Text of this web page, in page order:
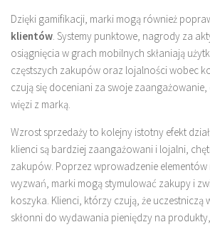
Dzięki gamifikacji, marki mogą również
klientów. Systemy punktowe, nagrody za
osiągnięcia w grach mobilnych skłaniają
częstszych zakupów oraz lojalności wobec
czują się doceniani za swoje
więzi z marką.
Wzrost sprzedaży to kolejny istotny efekt
klienci są bardziej zaangażowani i lojalni,
zakupów. Poprzez wprowadzenie
wyzwań, marki mogą stymulować zakupy i
koszyka. Klienci, którzy czują, że uczestniczą
skłonni do wydawania pieniędzy na